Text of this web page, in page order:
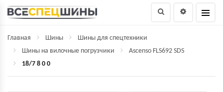
Главная Шины
Шины для спецтехники
Шины на вилочные погрузчики
Ascenso FLS692 SDS
18/7 8 0 0